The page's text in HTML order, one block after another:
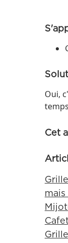
Oui,
Cet